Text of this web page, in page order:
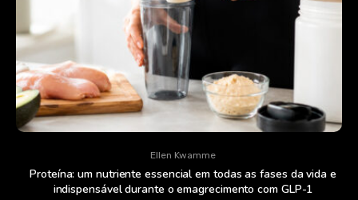
Ellen Kwamme
Proteína: um nutriente essencial em todas as fases da vida e
indispensável durante o emagrecimento com GLP-1